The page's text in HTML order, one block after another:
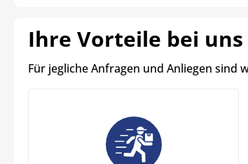
Ihre Vorteile bei uns
Für jegliche Anfragen und Anliegen